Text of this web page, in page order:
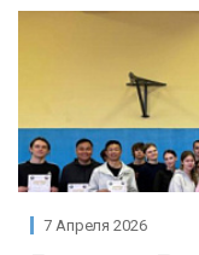
7 Апреля 2026